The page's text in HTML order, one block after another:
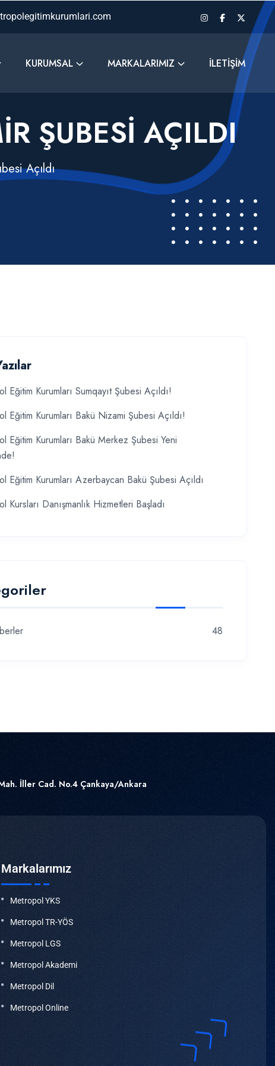
KURUMSAL MARKALARIMIZ İLETIŞIM
ŞUBESI AÇILDI
Açıldı
Eğitim Kurumları Sumqayıt Şubesi Açıldı!
Eğitim Kurumları Bakü Nizami Şubesi Açıldı!
Eğitim Kurumları Bakü Merkez Şubesi Yeni
Eğitim Kurumları Azerbaycan Bakü Şubesi Açıldı
Kursları Danışmanlık Hizmetleri Başladı
48
İller Cad. No.4 Çankaya/Ankara
Markalarımız
Metropol YKS
Metropol TR-YÖS
Metropol LGS
Metropol Akademi
Metropol Dil
Metropol Online